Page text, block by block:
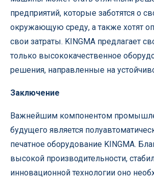
предприятий, которые заботятся о
окружающую среду, а также хотят
свои затраты. KINGMA предлагает
только высококачественное
решения, направленные на
Заключение
Важнейшим компонентом
будущего является
печатное оборудование KINGMA.
высокой производительности,
инновационной технологии оно